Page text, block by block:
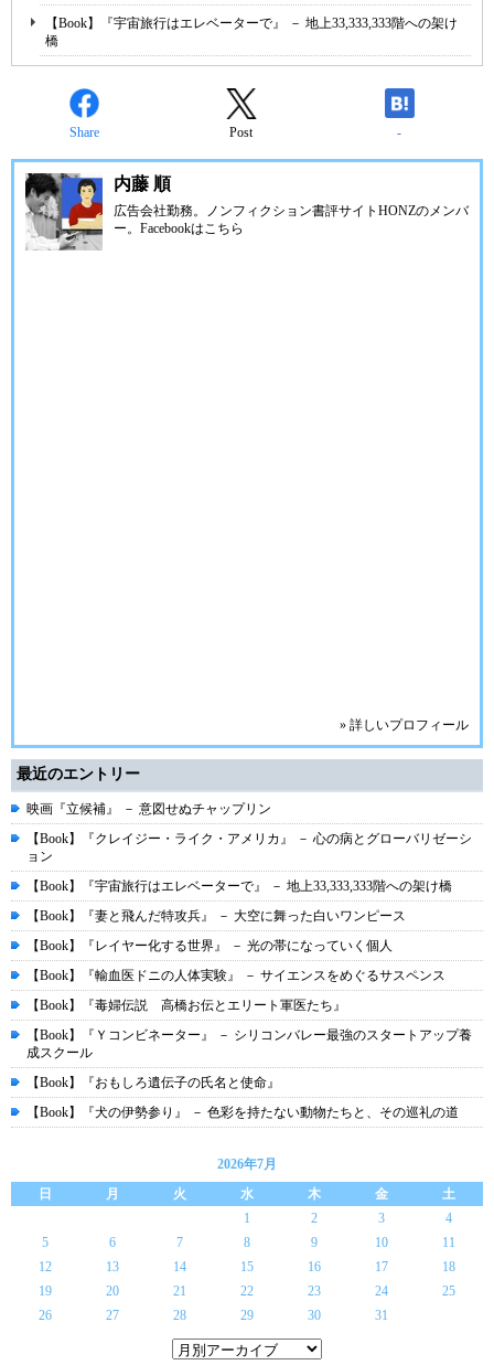
【Book】『宇宙旅行はエレベーターで』 － 地上33,333,333階への架け
橋
Share Post -
内藤 順
広告会社勤務。ノンフィクション書評サイトHONZのメンバ
ー。Facebookはこちら
» 詳しいプロフィール
最近のエントリー
映画『立候補』 － 意図せぬチャップリン
【Book】『クレイジー・ライク・アメリカ』 － 心の病とグローバリゼーシ
ョン
【Book】『宇宙旅行はエレベーターで』 － 地上33,333,333階への架け橋
【Book】『妻と飛んだ特攻兵』 － 大空に舞った白いワンピース
【Book】『レイヤー化する世界』 － 光の帯になっていく個人
【Book】『輸血医ドニの人体実験』 － サイエンスをめぐるサスペンス
【Book】『毒婦伝説 高橋お伝とエリート軍医たち』
【Book】『Ｙコンビネーター』 － シリコンバレー最強のスタートアップ養
成スクール
【Book】『おもしろ遺伝子の氏名と使命』
【Book】『犬の伊勢参り』 － 色彩を持たない動物たちと、その巡礼の道
2026年7月
日
月 火 水 木 金
土
1
2 3
4
5
6 7 8 9 10
11
12
13 14 15 16 17
18
19
20 21 22 23 24
25
26
27 28 29 30 31